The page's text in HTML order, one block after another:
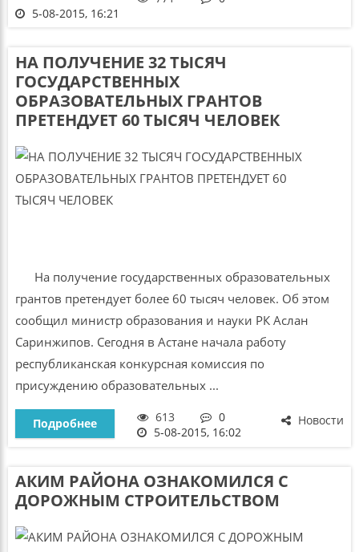
5-08-2015, 16:21
НА ПОЛУЧЕНИЕ 32 ТЫСЯЧ
ГОСУДАРСТВЕННЫХ
ОБРАЗОВАТЕЛЬНЫХ ГРАНТОВ
ПРЕТЕНДУЕТ 60 ТЫСЯЧ ЧЕЛОВЕК
На получение государственных образовательных
грантов претендует более 60 тысяч человек. Об этом
сообщил министр образования и науки РК Аслан
Саринжипов. Сегодня в Астане начала работу
республиканская конкурсная комиссия по
присуждению образовательных ...
Новости
Подробнее 613
0
5-08-2015, 16:02
АКИМ РАЙОНА ОЗНАКОМИЛСЯ С
ДОРОЖНЫМ СТРОИТЕЛЬСТВОМ